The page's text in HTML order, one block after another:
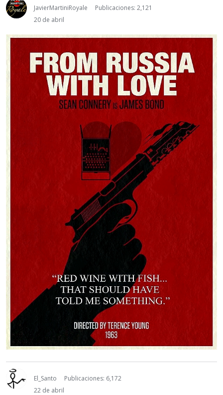
JavierMartiniRoyale
Publicaciones: 2,121
20 de abril
El_Santo
Publicaciones: 6,172
22 de abril